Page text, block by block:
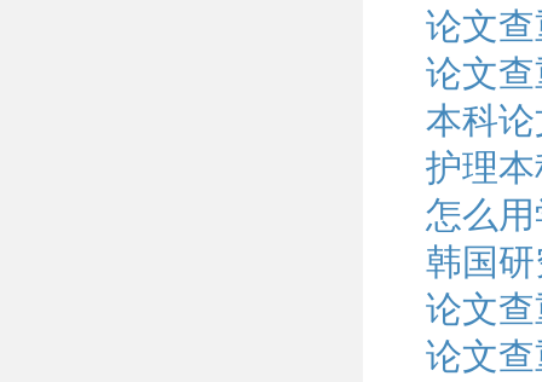
论文
论文
本科
护理
怎么
韩国
论文
论文